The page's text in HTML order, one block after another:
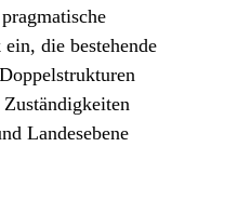
die bestehende
Landesebene